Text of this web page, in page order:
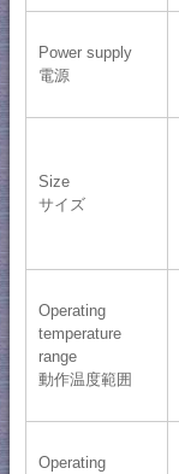
Power supply
電源
Size
サイズ
Operating
temperature
range
動作温度範囲
Operating